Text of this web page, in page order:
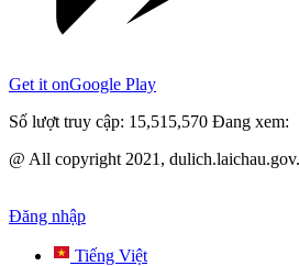
Get it onGoogle Play
Số lượt truy cập: 15,515,570 Đang xem:
@ All copyright 2021,
Đăng nhập
Tiếng Việt